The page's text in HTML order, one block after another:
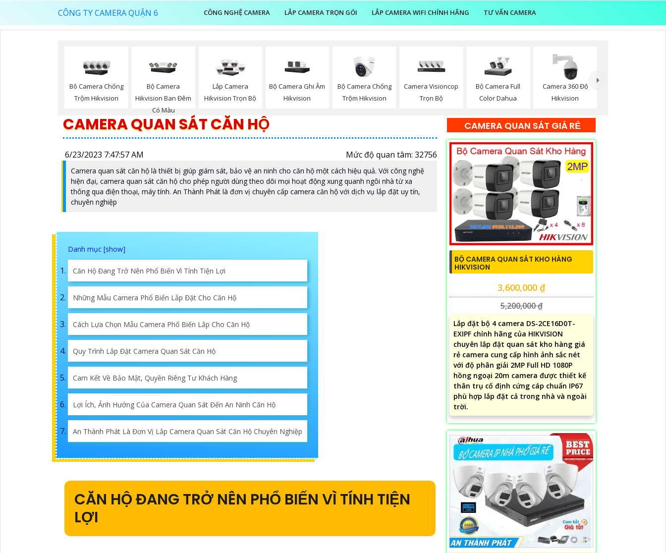
CÔNG TY CAMERA QUẬN 6 CÔNG NGHỆ CAMERA LẮP CAMERA TRỌN GÓI LẮP CAMERA WIFI CHÍNH HÃNG TƯ VẤN CAMERA
Bô Camera Chống
Trộm Hikvision
Bộ Camera
Hikvision Ban Đêm
Có Màu
Lắp Camera
Hikvision Trọn Bộ
Bộ Camera Ghi Âm
Hikvision
Bộ Camera Chống
Trộm Hikvision
Camera Visioncop
Trọn Bộ
Bộ Camera Full
Color Dahua
Camera 360 Độ
Hikvision
CAMERA QUAN SÁT CĂN HỘ
6/23/2023 7:47:57 AM Mức độ quan tâm: 32756
Camera quan sát căn hộ là thiết bị giúp giám sát, bảo vệ an ninh cho căn hộ một cách hiệu quả. Với công nghệ
hiện đại, camera quan sát căn hộ cho phép người dùng theo dõi mọi hoạt động xung quanh ngôi nhà từ xa
thông qua điện thoại, máy tính. An Thành Phát là đơn vị chuyên cấp camera căn hộ với dịch vụ lắp đặt uy tín,
chuyên nghiệp
Căn Hộ Đang Trở Nên Phổ Biến Vì Tính Tiện Lợi
Những Mẫu Camera Phổ Biến Lắp Đặt Cho Căn Hộ
Cách Lựa Chọn Mẫu Camera Phổ Biến Lắp Cho Căn Hộ
Quy Trình Lắp Đặt Camera Quan Sát Căn Hộ
Cam Kết Về Bảo Mật, Quyền Riêng Tư Khách Hàng
Lợi Ích, Ảnh Hưởng Của Camera Quan Sát Đến An Ninh Căn Hộ
An Thành Phát Là Đơn Vị Lắp Camera Quan Sát Căn Hộ Chuyên Nghiệp
CĂN HỘ ĐANG TRỞ NÊN PHỔ BIẾN VÌ TÍNH TIỆN
LỢI
CAMERA QUAN SÁT GIÁ RẺ
BỘ CAMERA QUAN SÁT KHO HÀNG
HIKVISION
3,600,000 ₫
5,200,000 ₫
Lắp đặt bộ 4 camera DS-2CE16D0T-
EXIPF chính hãng của HIKVISION
chuyên lắp đặt quan sát kho hàng giá
rẻ camera cung cấp hình ảnh sắc nét
với độ phân giải 2MP Full HD 1080P
hồng ngoại 20m camera được thiết kế
thân trụ cố định cứng cáp chuẩn IP67
phù hợp lắp đặt cả trong nhà và ngoài
trời.